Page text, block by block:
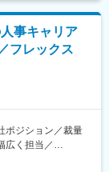
づくりを行う東
フラや人々の暮
成
レビュー対応
計画の策定およ
ィ関連データの情
内部統制の整備
事キャリア
フレックス
ポジション／裁量
広く担当／